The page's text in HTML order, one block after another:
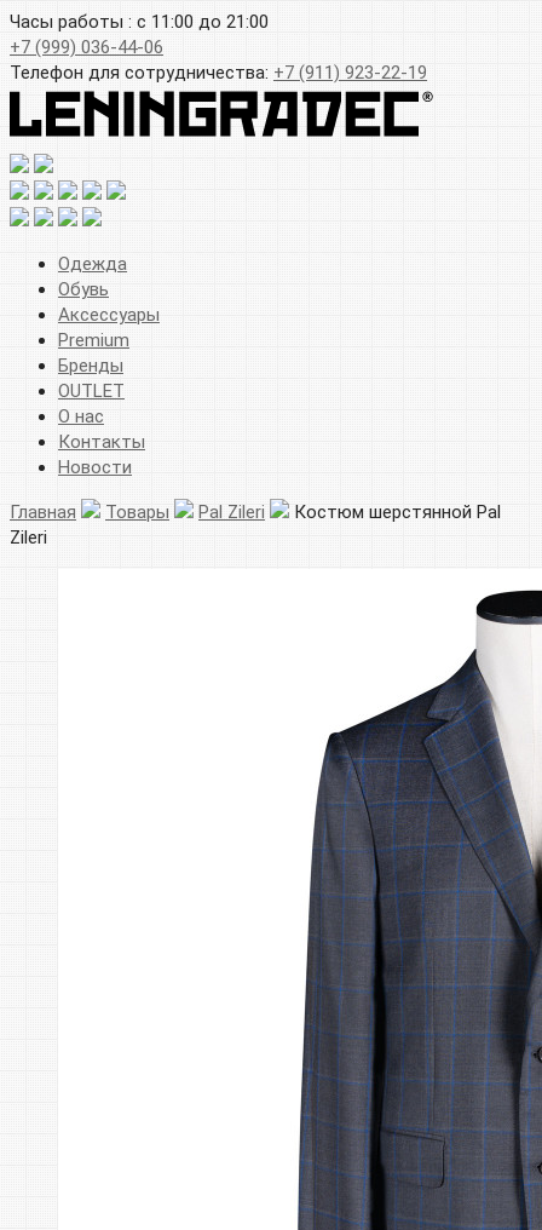
Часы работы : с 11:00 до 21:00
+7 (999) 036-44-06
Телефон для сотрудничества: +7 (911) 923-22-19
Одежда
Обувь
Аксессуары
Premium
Бренды
OUTLET
О нас
Контакты
Новости
Главная Товары Pal Zileri
Костюм шерстянной Pal
Zileri